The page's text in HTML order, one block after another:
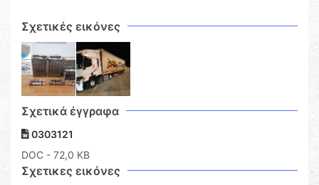
Σχετικές εικόνες
Σχετικά έγγραφα
0303121
DOC - 72,0 KB
Σχετικες εικόνες